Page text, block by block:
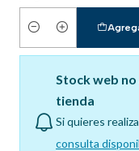
Cantidad
Stock web
tienda
Si quieres
consulta